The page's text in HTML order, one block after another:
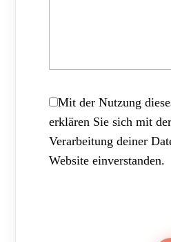
Mit der Nutzung
erklären Sie sich mit
Verarbeitung deiner
Website einverstanden.